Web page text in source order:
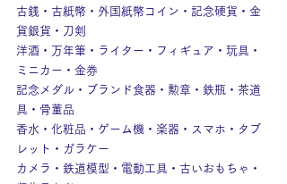
古銭・古紙幣・外国紙幣コイン・記念硬貨・金
貨銀貨・刀剣
洋酒・万年筆・ライター・フィギュア・玩具・
ミニカー・金券
記念メダル・ブランド食器・勲章・鉄瓶・茶道
具・骨董品
香水・化粧品・ゲーム機・楽器・スマホ・タブ
レット・ガラケー
カメラ・鉄道模型・電動工具・古いおもちゃ・